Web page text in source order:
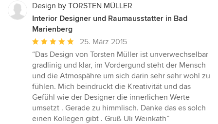
Design by TORSTEN MÜLLER
Interior Designer und Raumausstatter in Bad
Marienberg
Durchschnittliche
Bewertung:
5
von
5
Sternen
25. März 2015
“Das Design von Torsten Müller ist unverwechselbar
gradlinig und klar, im Vordergund steht der Mensch
und die Atmospähre um sich darin sehr sehr wohl zu
fühlen. Mich beindruckt die Kreativität und das
Gefühl wie der Designer die innerlichen Werte
umsetzt . Gerade zu himmlisch. Danke das es solch
einen Kollegen gibt . Gruß Uli Weinkath”